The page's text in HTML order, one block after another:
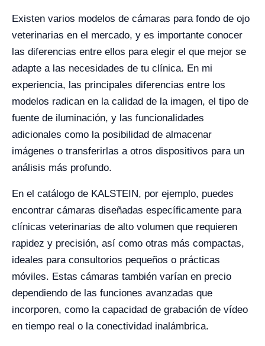
Existen varios modelos de cámaras para fondo de ojo
veterinarias en el mercado, y es importante conocer
las diferencias entre ellos para elegir el que mejor se
adapte a las necesidades de tu clínica. En mi
experiencia, las principales diferencias entre los
modelos radican en la calidad de la imagen, el tipo de
fuente de iluminación, y las funcionalidades
adicionales como la posibilidad de almacenar
imágenes o transferirlas a otros dispositivos para un
análisis más profundo.
En el catálogo de KALSTEIN, por ejemplo, puedes
encontrar cámaras diseñadas específicamente para
clínicas veterinarias de alto volumen que requieren
rapidez y precisión, así como otras más compactas,
ideales para consultorios pequeños o prácticas
móviles. Estas cámaras también varían en precio
dependiendo de las funciones avanzadas que
incorporen, como la capacidad de grabación de vídeo
en tiempo real o la conectividad inalámbrica.